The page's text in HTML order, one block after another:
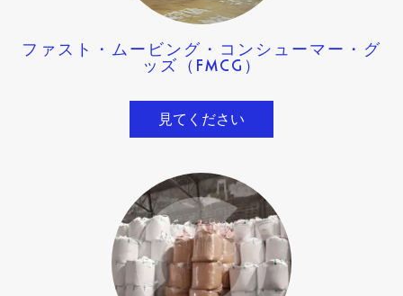
ファスト・ムービング・コンシューマー・グ
ッズ（FMCG）
見てください